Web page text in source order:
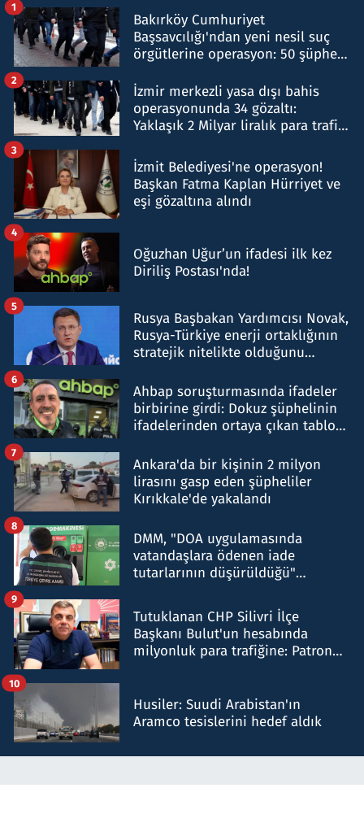
Bakırköy Cumhuriyet
Başsavcılığı'ndan yeni nesil suç
örgütlerine operasyon: 50 şüpheli
1
İzmir merkezli yasa dışı bahis
operasyonunda 34 gözaltı:
Yaklaşık 2 Milyar liralık para trafiği
2
İzmit Belediyesi'ne operasyon!
Başkan Fatma Kaplan Hürriyet ve
eşi gözaltına alındı
3
Oğuzhan Uğur’un ifadesi ilk kez
Diriliş Postası'nda!
4
Rusya Başbakan Yardımcısı Novak,
Rusya-Türkiye enerji ortaklığının
stratejik nitelikte olduğunu
5
Ahbap soruşturmasında ifadeler
birbirine girdi: Dokuz şüphelinin
ifadelerinden ortaya çıkan tablo
6
Ankara'da bir kişinin 2 milyon
lirasını gasp eden şüpheliler
Kırıkkale'de yakalandı
7
DMM, "DOA uygulamasında
vatandaşlara ödenen iade
tutarlarının düşürüldüğü"
8
Tutuklanan CHP Silivri İlçe
Başkanı Bulut'un hesabında
milyonluk para trafiğine: Patron
9
Husiler: Suudi Arabistan'ın
Aramco tesislerini hedef aldık
10